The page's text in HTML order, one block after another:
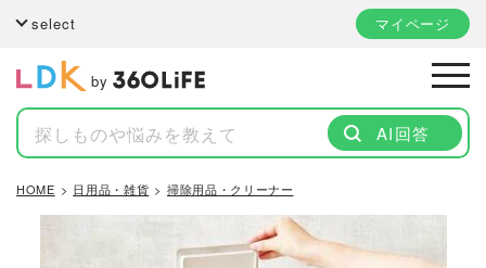
select マイページ
by
AI回答
HOME 日用品・雑貨 掃除用品・クリーナー